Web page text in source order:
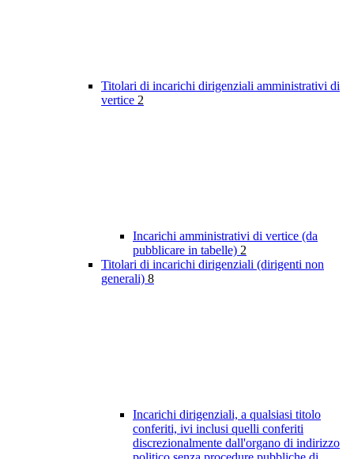
Titolari di incarichi dirigenziali amministrativi di
vertice 2
Incarichi amministrativi di vertice (da
pubblicare in tabelle) 2
Titolari di incarichi dirigenziali (dirigenti non
generali) 8
Incarichi dirigenziali, a qualsiasi titolo
conferiti, ivi inclusi quelli conferiti
discrezionalmente dall'organo di indirizzo